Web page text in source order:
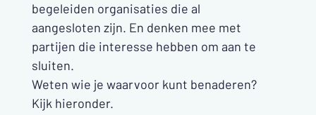
begeleiden organisaties die al
aangesloten zijn. En denken mee met
partijen die interesse hebben om aan te
sluiten.
Weten wie je waarvoor kunt benaderen?
Kijk hieronder.